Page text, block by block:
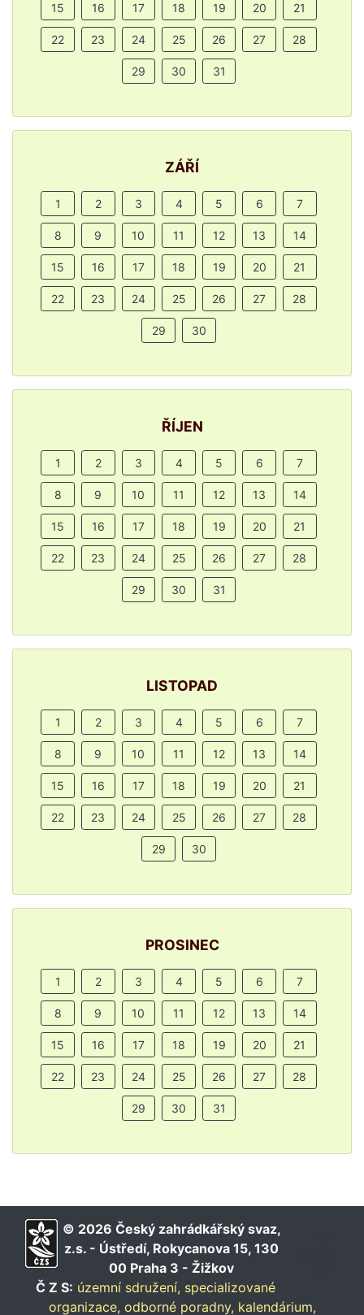
15 16 17 18 19 20 21
22 23 24 25 26 27 28
29 30 31
ZÁŘÍ
1 2 3 4 5 6 7
8 9 10 11 12 13 14
15 16 17 18 19 20 21
22 23 24 25 26 27 28
29 30
ŘÍJEN
1 2 3 4 5 6 7
8 9 10 11 12 13 14
15 16 17 18 19 20 21
22 23 24 25 26 27 28
29 30 31
LISTOPAD
1 2 3 4 5 6 7
8 9 10 11 12 13 14
15 16 17 18 19 20 21
22 23 24 25 26 27 28
29 30
PROSINEC
1 2 3 4 5 6 7
8 9 10 11 12 13 14
15 16 17 18 19 20 21
22 23 24 25 26 27 28
29 30 31
© 2026 Český zahrádkářský svaz,
z.s. - Ústředí, Rokycanova 15, 130
00 Praha 3 - Žižkov
Č Z S: územní sdružení, specializované
organizace, odborné poradny, kalendárium,